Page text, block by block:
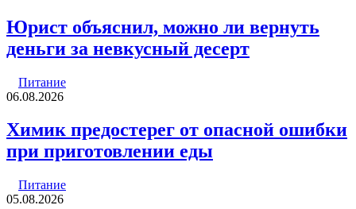
Юрист объяснил, можно ли вернуть
деньги за невкусный десерт
Питание
06.08.2026
Химик предостерег от опасной ошибки
при приготовлении еды
Питание
05.08.2026